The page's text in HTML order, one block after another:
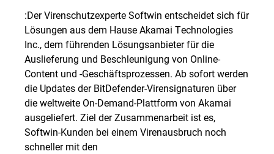
:Der Virenschutzexperte Softwin entscheidet sich für
Lösungen aus dem Hause Akamai Technologies
Inc., dem führenden Lösungsanbieter für die
Auslieferung und Beschleunigung von Online-
Content und -Geschäftsprozessen. Ab sofort werden
die Updates der BitDefender-Virensignaturen über
die weltweite On-Demand-Plattform von Akamai
ausgeliefert. Ziel der Zusammenarbeit ist es,
Softwin-Kunden bei einem Virenausbruch noch
schneller mit den